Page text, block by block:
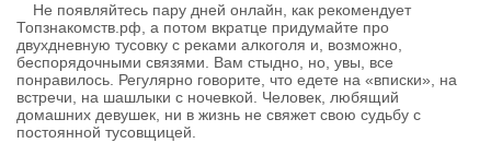
Не появляйтесь пару дней онлайн, как рекомендует
Топзнакомств.рф, а потом вкратце придумайте про
двухдневную тусовку с реками алкоголя и, возможно,
беспорядочными связями. Вам стыдно, но, увы, все
понравилось. Регулярно говорите, что едете на «вписки», на
встречи, на шашлыки с ночевкой. Человек, любящий
домашних девушек, ни в жизнь не свяжет свою судьбу с
постоянной тусовщицей.